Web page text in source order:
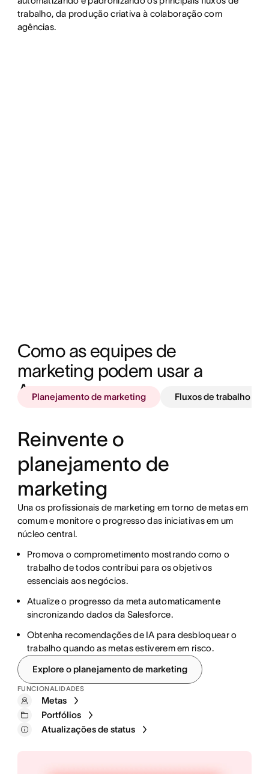
trabalho, da produção criativa à colaboração com
agências.
Como as equipes de
marketing podem usar a
Asana
Planejamento de marketing Fluxos de trabalho de
Reinvente o
planejamento de
marketing
Una os profissionais de marketing em torno de metas em
comum e monitore o progresso das iniciativas em um
núcleo central.
Promova o comprometimento mostrando como o
trabalho de todos contribui para os objetivos
essenciais aos negócios.
Atualize o progresso da meta automaticamente
sincronizando dados da Salesforce.
Obtenha recomendações de IA para desbloquear o
trabalho quando as metas estiverem em risco.
Explore o planejamento de marketing
FUNCIONALIDADES
Metas
Portfólios
Atualizações de status
Acelere o início do trabalho padronizando os pedidos
por toda a empresa.
Automatize etapas repetitivas, como atribuir e
transferir trabalhos e notificar os participantes.
Conecte ferramentas de criação à Asana para que os
participantes possam revisar, comentar e aprovar num
só lugar.
Regras
Coleções
Tenha uma visão geral de todas as campanhas,
incluindo status, proprietários e cronogramas.
Elimine mensagens inconsistentes organizando os
ativos e diretrizes da campanha em um núcleo central.
Mantenha os participantes informados com painéis
que são atualizados em tempo real.
Painéis de geração de relatórios
Portfólios
Projetos